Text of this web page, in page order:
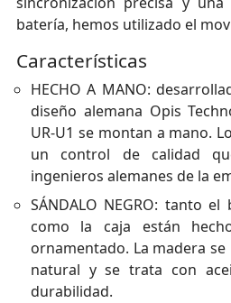
batería, hemos utilizado el
Características
HECHO A MANO:
diseño alemana Opis
UR-U1 se montan a mano.
un control de calidad
ingenieros alemanes de la
SÁNDALO NEGRO: tanto
como la caja están
ornamentado. La madera
natural y se trata con
durabilidad.